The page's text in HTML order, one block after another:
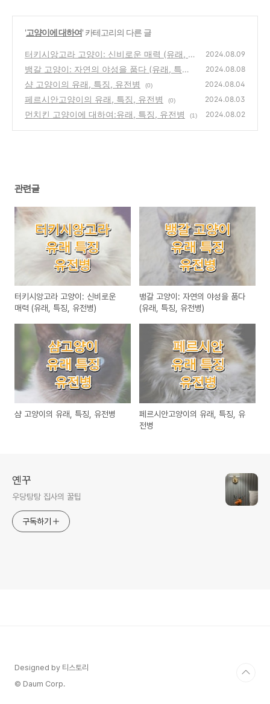
'고양이에 대하여' 카테고리의 다른 글
터키시앙고라 고양이: 신비로운 매력 (유래, 특
징, 유전병)
(0)
2024.08.09
뱅갈 고양이: 자연의 야성을 품다 (유래, 특징,
유전병)
(0)
2024.08.08
샴 고양이의 유래, 특징, 유전병 (0) 2024.08.04
페르시안고양이의 유래, 특징, 유전병 (0) 2024.08.03
먼치킨 고양이에 대하여:유래, 특징, 유전병 (1) 2024.08.02
관련글
터키시앙고라 고양이: 신비로운
매력 (유래, 특징, 유전병)
뱅갈 고양이: 자연의 야성을 품다
(유래, 특징, 유전병)
샴 고양이의 유래, 특징, 유전병
페르시안고양이의 유래, 특징, 유
전병
옌꾸
우당탕탕 집사의 꿀팁
구독하기
Designed by 티스토리
© Daum Corp.